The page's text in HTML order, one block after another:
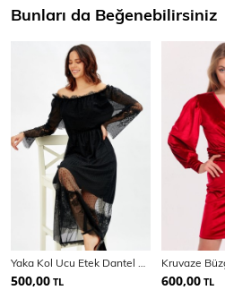
Bunları da Beğenebilirsiniz
500,00 TL 600,00 TL